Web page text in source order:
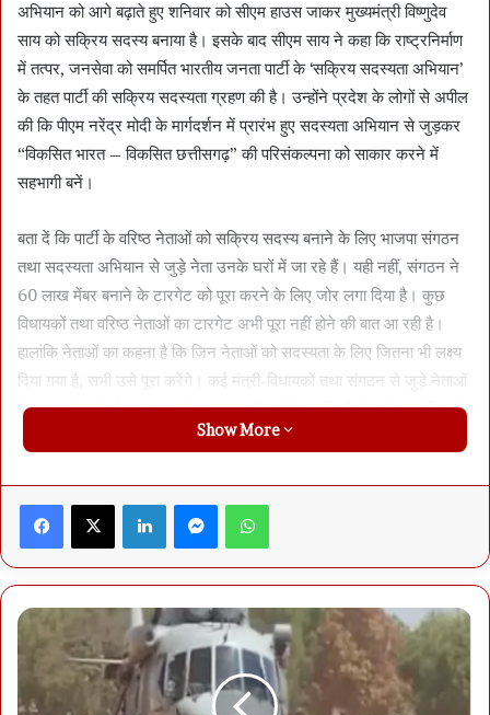
अभियान को आगे बढ़ाते हुए शनिवार को सीएम हाउस जाकर मुख्यमंत्री विष्णुदेव
साय को सक्रिय सदस्य बनाया है। इसके बाद सीएम साय ने कहा कि राष्ट्रनिर्माण
में तत्पर, जनसेवा को समर्पित भारतीय जनता पार्टी के ‘सक्रिय सदस्यता अभियान’
के तहत पार्टी की सक्रिय सदस्यता ग्रहण की है। उन्होंने प्रदेश के लोगों से अपील
की कि पीएम नरेंद्र मोदी के मार्गदर्शन में प्रारंभ हुए सदस्यता अभियान से जुड़कर
“विकसित भारत – विकसित छत्तीसगढ़” की परिसंकल्पना को साकार करने में
सहभागी बनें।
बता दें कि पार्टी के वरिष्ठ नेताओं को सक्रिय सदस्य बनाने के लिए भाजपा संगठन
तथा सदस्यता अभियान से जुड़े नेता उनके घरों में जा रहे हैं। यही नहीं, संगठन ने
60 लाख मेंबर बनाने के टारगेट को पूरा करने के लिए जोर लगा दिया है। कुछ
विधायकों तथा वरिष्ठ नेताओं का टारगेट अभी पूरा नहीं होने की बात आ रही है।
हालांकि नेताओं का कहना है कि जिन नेताओं को सदस्यता के लिए जितना भी लक्ष्य
दिया गया है, सभी उसे पूरा करेंगे। कई मंत्री-विधायकों तथा संगठन से जुड़े नेताओं
ने समय से पहले ही अपना टारगेट पूरा कर लिया है। पार्टी की ओर से आन रिकार्ड
यह जानकारी दी जा चुकी है। बहरहाल, प्रदेश मीडिया प्रभारी अमित चिमनानी ने
जयंती पटेल तथा छगन मुंदड़ा भी उपस्थित थे।
Show More
Facebook X LinkedIn